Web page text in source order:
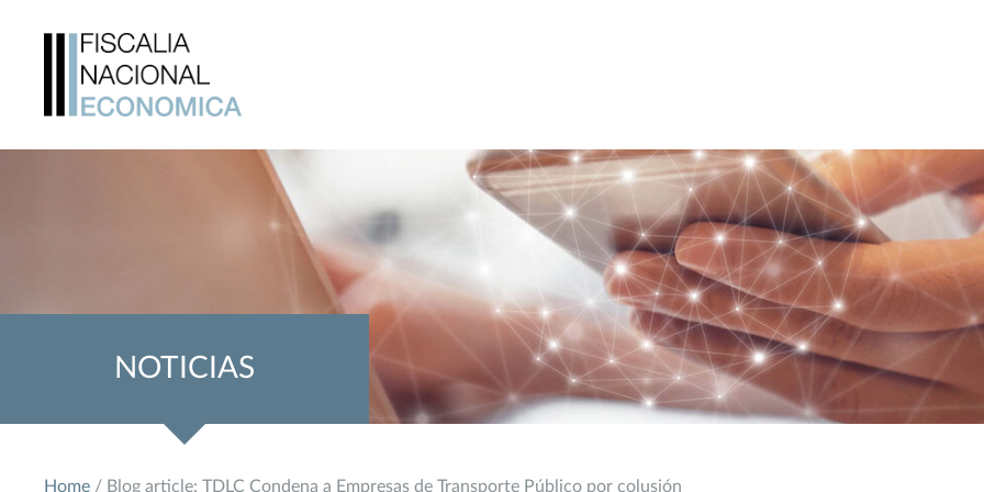
NOTICIAS
Home / Blog article: TDLC Condena a Empresas de Transporte Público por colusión